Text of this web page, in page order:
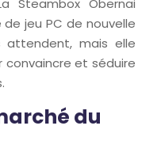
Steambox Obernai
jeu PC de nouvelle
attendent, mais elle
convaincre et séduire
du